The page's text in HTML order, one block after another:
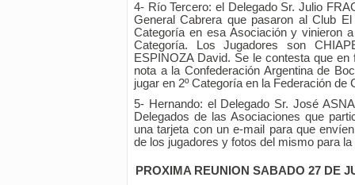
4- Río Tercero: el Delegado Sr. Julio
General Cabrera que pasaron al Club
Categoría en esa Asociación y vinieron
Categoría. Los Jugadores son
ESPINOZA David. Se le contesta que
nota a la Confederación Argentina de
jugar en 2º Categoría en la Federación de
5- Hernando: el Delegado Sr. José
Delegados de las Asociaciones que
una tarjeta con un e-mail para que
de los jugadores y fotos del mismo para
PROXIMA REUNION SABADO 27 DE